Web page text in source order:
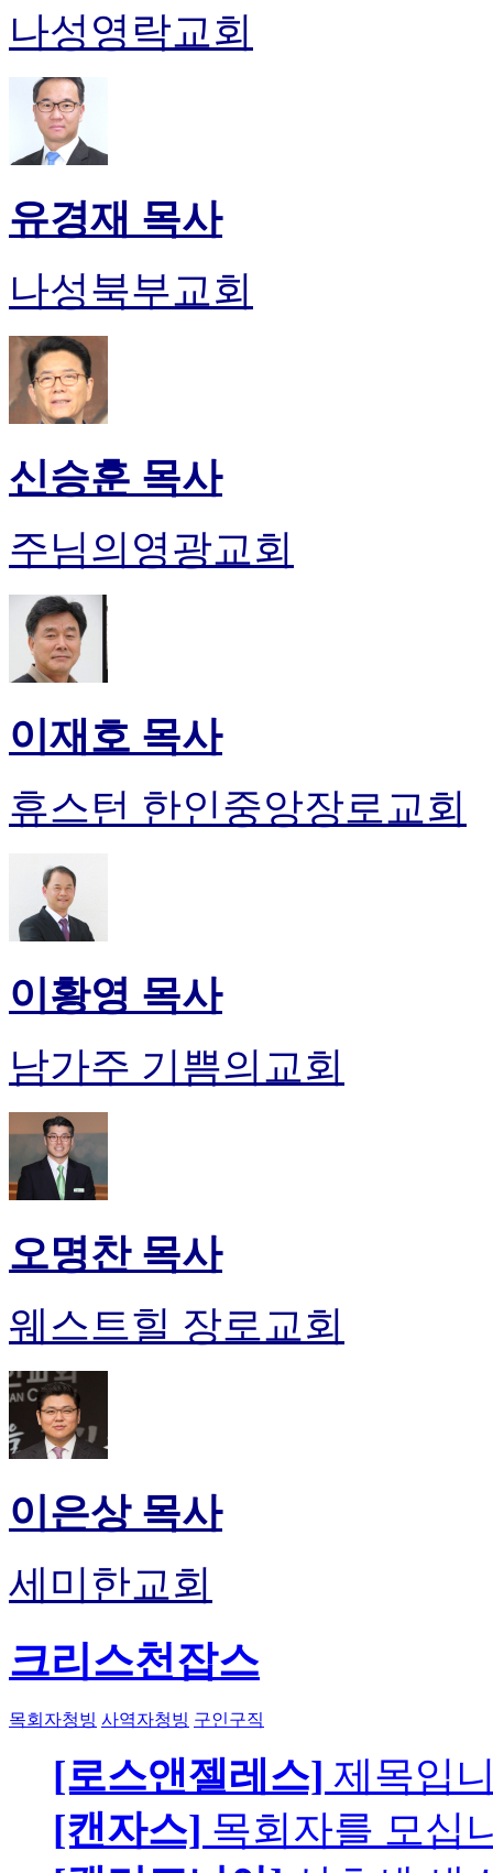
나성영락교회
유경재 목사
나성북부교회
신승훈 목사
주님의영광교회
이재호 목사
휴스턴 한인중앙장로교회
이황영 목사
남가주 기쁨의교회
오명찬 목사
웨스트힐 장로교회
이은상 목사
세미한교회
크리스천잡스
목회자청빙 사역자청빙 구인구직
[로스앤젤레스] 제목입
[캔자스] 목회자를 모십